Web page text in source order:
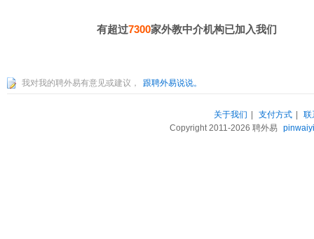
有超过7300家外教中介机构已加入我们
我对我的聘外易有意见或建议， 跟聘外易说说。
关于我们 支付方式
联
Copyright 2011-2026 聘外易